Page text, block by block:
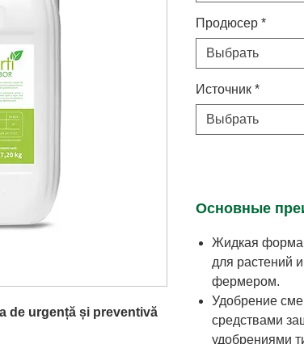
de urgență și preventivă
Продюсер *
Выбрать
Источник *
Выбрать
Основные
Жидкая форма
для растений
фермером.
Удобрение
средствами
удобрениями